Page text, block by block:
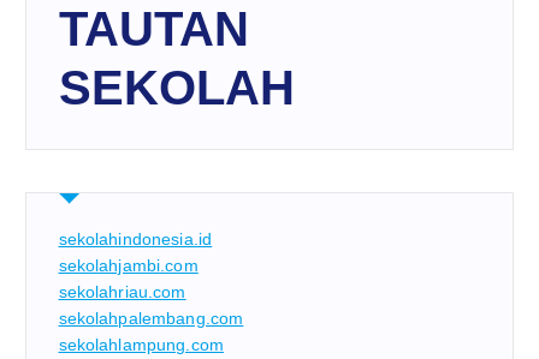
TAUTAN
SEKOLAH
sekolahindonesia.id
sekolahjambi.com
sekolahriau.com
sekolahpalembang.com
sekolahlampung.com